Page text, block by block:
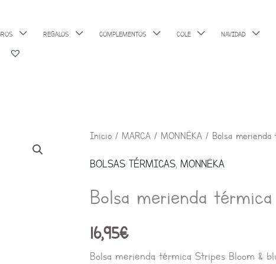
REGALOS COMPLEMENTOS COLE NAVIDAD
Inicio / MARCA / MONNËKA / Bolsa merienda
BOLSAS TÉRMICAS, MONNËKA
Bolsa merienda
16,95€
Bolsa merienda térmica Stripes Bloom &